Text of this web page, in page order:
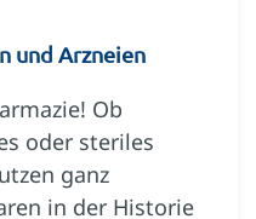
und Arzneien
Ob
oder steriles
ganz
in der Historie